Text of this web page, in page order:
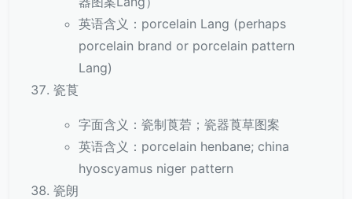
英语含义：porcelain Lang (perhaps
porcelain brand or porcelain pattern
Lang)
瓷莨
字面含义：瓷制莨菪；瓷器莨草图案
英语含义：porcelain henbane; china
hyoscyamus niger pattern
瓷朗